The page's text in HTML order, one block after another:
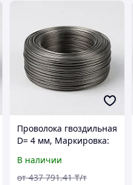
Проволока гвоздильная
D= 4 мм, Маркировка:
3282-74
В наличии
от 437 791.41 ₸/т